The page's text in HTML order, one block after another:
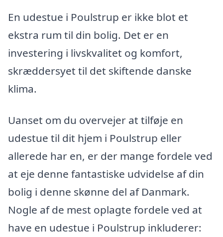
En udestue i Poulstrup er ikke blot et
ekstra rum til din bolig. Det er en
investering i livskvalitet og komfort,
skræddersyet til det skiftende danske
klima.
Uanset om du overvejer at tilføje en
udestue til dit hjem i Poulstrup eller
allerede har en, er der mange fordele ved
at eje denne fantastiske udvidelse af din
bolig i denne skønne del af Danmark.
Nogle af de mest oplagte fordele ved at
have en udestue i Poulstrup inkluderer: